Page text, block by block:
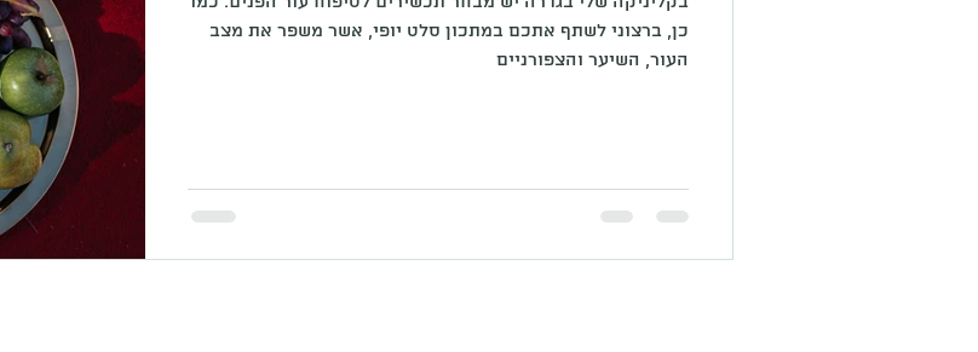
כן, ברצוני לשתף אתכם במתכון סלט יופי, אשר משפר את מצב
העור, השיער והצפורניים